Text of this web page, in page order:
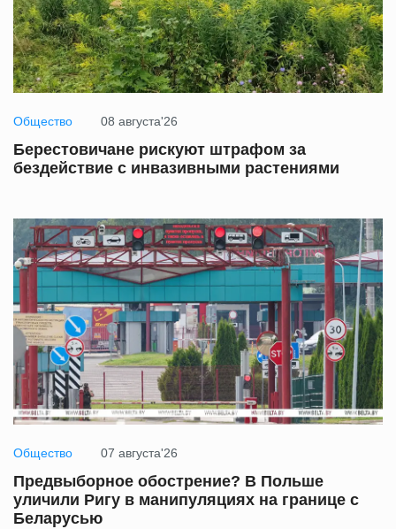
Общество 08 августа'26
Берестовичане рискуют штрафом за
бездействие с инвазивными растениями
Общество 07 августа'26
Предвыборное обострение? В Польше
уличили Ригу в манипуляциях на границе с
Беларусью